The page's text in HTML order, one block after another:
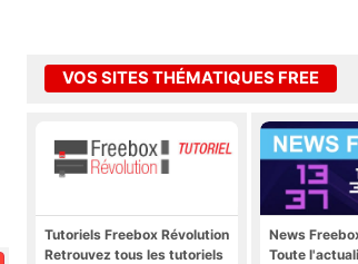
VOS SITES THÉMATIQUES FREE
Tutoriels Freebox Révolution
Retrouvez tous les tutoriels
News
Toute